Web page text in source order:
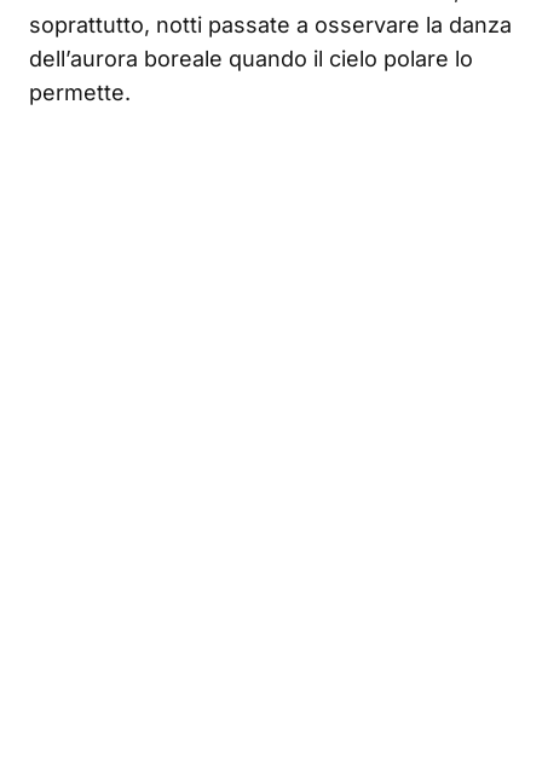
soprattutto, notti passate a osservare la danza
dell’aurora boreale quando il cielo polare lo
permette.